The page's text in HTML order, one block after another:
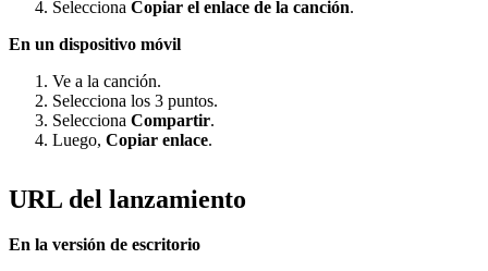
Selecciona Copiar el enlace de la canción.
En un dispositivo móvil
Ve a la canción.
Selecciona los 3 puntos.
Selecciona Compartir.
Luego, Copiar enlace.
URL del lanzamiento
En la versión de escritorio